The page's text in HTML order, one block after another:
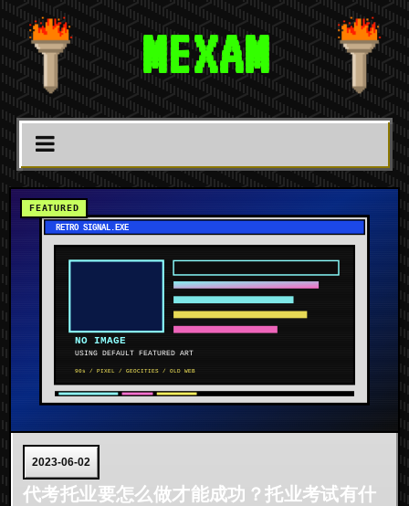
MEXAM
2023-06-02
代考托业要怎么做才能成功？托业考试有什